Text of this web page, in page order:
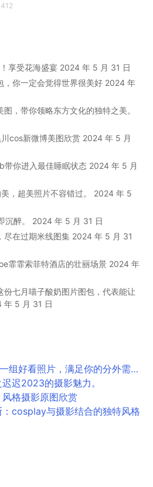
享受花海盛宴 2024 年 5 月 31 日
，你一定会觉得世界很美好 2024 年
，带你领略东方文化的独特之美。
cos新微博美图欣赏 2024 年 5 月
带你进入最佳睡眠状态 2024 年 5 月
，超美照片不容错过。
2024 年 5
醉。
2024 年 5 月 31 日
尽在过期米线图集 2024 年 5 月 31
霏霏索菲特酒店的壮丽场景 2024 年
份七月喵子酸奶图片图包，代表能让
年 5 月 31 日
好看照片，满足你的分外需求。
迟2023的摄影魅力。
格摄影原图欣赏
cosplay与摄影结合的独特风格